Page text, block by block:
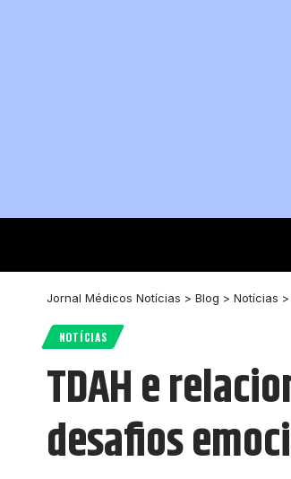
Jornal Médicos Notícias > Blog > Notícias >
NOTÍCIAS
TDAH e
desafios